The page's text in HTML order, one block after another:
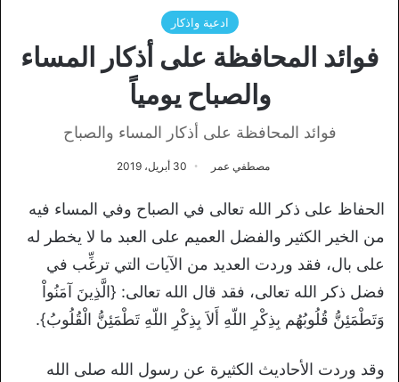
ادعية واذكار
فوائد المحافظة على أذكار المساء
والصباح يومياً
فوائد المحافظة على أذكار المساء والصباح
مصطفي عمر 30 أبريل، 2019
الحفاظ على ذكر الله تعالى في الصباح وفي المساء فيه
من الخير الكثير والفضل العميم على العبد ما لا يخطر له
على بال، فقد وردت العديد من الآيات التي ترغِّب في
فضل ذكر الله تعالى، فقد قال الله تعالى: {الَّذِينَ آمَنُواْ
وَتَطْمَئِنُّ قُلُوبُهُم بِذِكْرِ اللّهِ أَلاَ بِذِكْرِ اللّهِ تَطْمَئِنُّ الْقُلُوبُ}.
وقد وردت الأحاديث الكثيرة عن رسول الله صلى الله